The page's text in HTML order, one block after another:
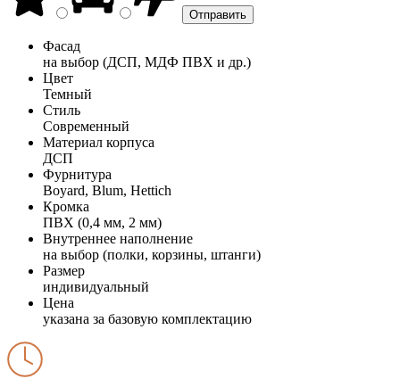
Фасад
на выбор (ДСП, МДФ ПВХ и др.)
Цвет
Темный
Стиль
Современный
Материал корпуса
ДСП
Фурнитура
Boyard, Blum, Hettich
Кромка
ПВХ (0,4 мм, 2 мм)
Внутреннее наполнение
на выбор (полки, корзины, штанги)
Размер
индивидуальный
Цена
указана за базовую комплектацию